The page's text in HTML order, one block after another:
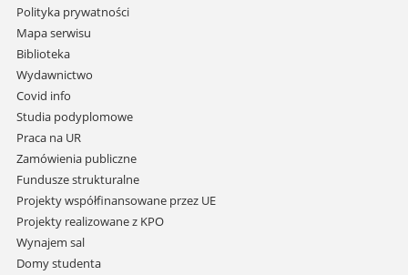
Pomiń
nawigację
i
przejdź
do
treści
Polityka prywatności
Mapa serwisu
Biblioteka
Wydawnictwo
Covid info
Studia podyplomowe
Praca na UR
Zamówienia publiczne
Fundusze strukturalne
Projekty współfinansowane przez UE
Projekty realizowane z KPO
Wynajem sal
Domy studenta